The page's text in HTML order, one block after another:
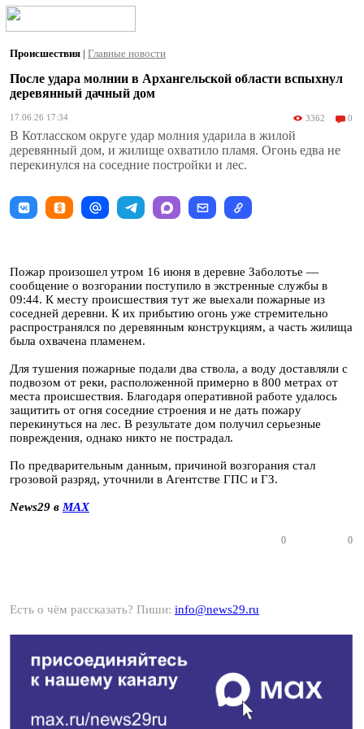
Происшествия | Главные новости
После удара молнии в Архангельской области вспыхнул
деревянный дачный дом
17.06.26 17:34 3362 0
В Котласском округе удар молния ударила в жилой
деревянный дом, и жилище охватило пламя. Огонь едва не
перекинулся на соседние постройки и лес.
Пожар произошел утром 16 июня в деревне Заболотье —
сообщение о возгорании поступило в экстренные службы в
09:44. К месту происшествия тут же выехали пожарные из
соседней деревни. К их прибытию огонь уже стремительно
распространялся по деревянным конструкциям, а часть жилища
была охвачена пламенем.
Для тушения пожарные подали два ствола, а воду доставляли с
подвозом от реки, расположенной примерно в 800 метрах от
места происшествия. Благодаря оперативной работе удалось
защитить от огня соседние строения и не дать пожару
перекинуться на лес. В результате дом получил серьезные
повреждения, однако никто не пострадал.
По предварительным данным, причиной возгорания стал
грозовой разряд, уточнили в Агентстве ГПС и ГЗ.
News29 в MAX
0 0
Есть о чём рассказать? Пиши: info@news29.ru